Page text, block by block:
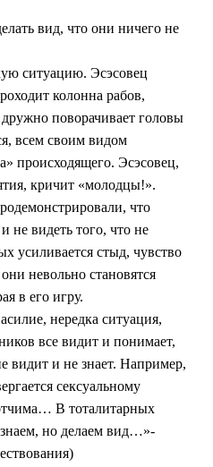
вид, что они ничего не
ситуацию. Эсэсовец
колонна рабов,
поворачивает головы
всем своим видом
происходящего. Эсэсовец,
кричит «молодцы!».
что
не видеть того, что не
усиливается стыд, чувство
невольно становятся
в его игру.
нередка ситуация,
все видит и понимает,
видит и не знает. Например,
сексуальному
В тоталитарных
знаем, но делаем вид…»-